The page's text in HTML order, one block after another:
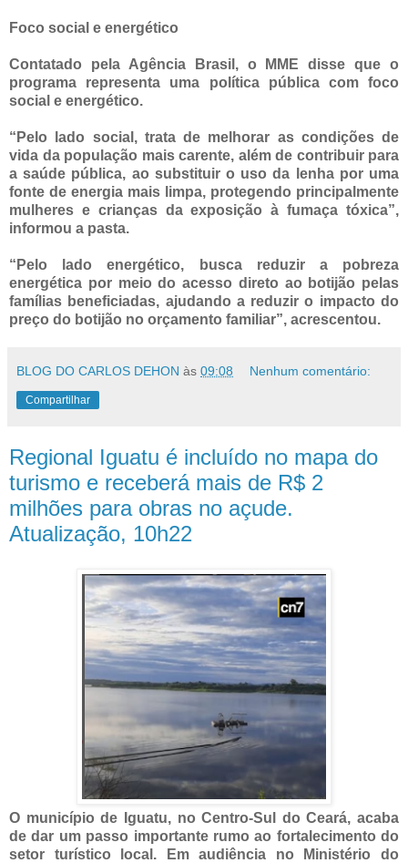
Foco social e energético
Contatado pela Agência Brasil, o MME disse que o
programa representa uma política pública com foco
social e energético.
“Pelo lado social, trata de melhorar as condições de
vida da população mais carente, além de contribuir para
a saúde pública, ao substituir o uso da lenha por uma
fonte de energia mais limpa, protegendo principalmente
mulheres e crianças da exposição à fumaça tóxica”,
informou a pasta.
“Pelo lado energético, busca reduzir a pobreza
energética por meio do acesso direto ao botijão pelas
famílias beneficiadas, ajudando a reduzir o impacto do
preço do botijão no orçamento familiar”, acrescentou.
BLOG DO CARLOS DEHON às 09:08 Nenhum comentário:
Compartilhar
Regional Iguatu é incluído no mapa do
turismo e receberá mais de R$ 2
milhões para obras no açude.
Atualização, 10h22
O município de Iguatu, no Centro-Sul do Ceará, acaba
de dar um passo importante rumo ao fortalecimento do
setor turístico local. Em audiência no Ministério do